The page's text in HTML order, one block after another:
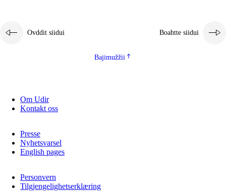
Ovddit siidui Boahtte siidui
Bajimužžii
Om Udir
Kontakt oss
Presse
Nyhetsvarsel
English pages
Personvern
Tilgjengelighetserklæring